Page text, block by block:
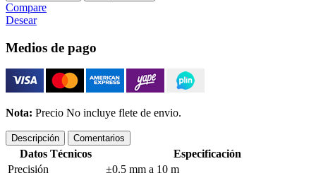
Compare
Desear
Medios de pago
Nota: Precio No incluye flete de envio.
Descripción Comentarios
Datos Técnicos
Especificación
Precisión
±0.5 mm a 10 m